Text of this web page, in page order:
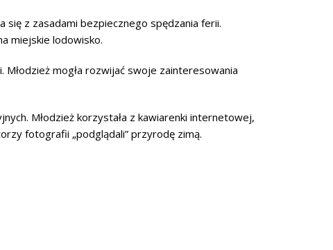
się z zasadami bezpiecznego spędzania ferii.
miejskie lodowisko.
mogła rozwijać swoje zainteresowania
Młodzież korzystała z kawiarenki internetowej,
fotografii „podglądali” przyrodę zimą.